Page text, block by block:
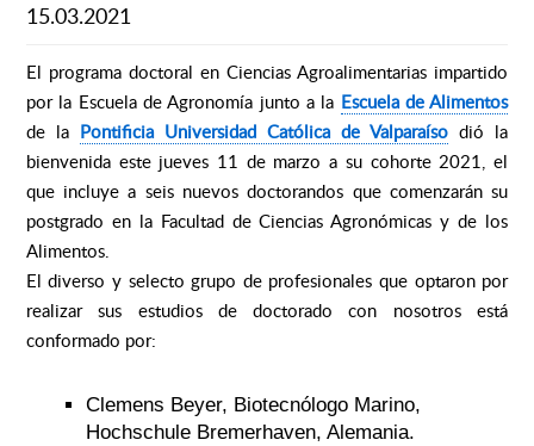
15.03.2021
El programa doctoral en Ciencias Agroalimentarias impartido
por la Escuela de Agronomía junto a la Escuela de Alimentos
de la Pontificia Universidad Católica de Valparaíso dió la
bienvenida este jueves 11 de marzo a su cohorte 2021, el
que incluye a seis nuevos doctorandos que comenzarán su
postgrado en la Facultad de Ciencias Agronómicas y de los
Alimentos.
El diverso y selecto grupo de profesionales que optaron por
realizar sus estudios de doctorado con nosotros está
conformado por:
Clemens Beyer, Biotecnólogo Marino,
Hochschule Bremerhaven, Alemania.